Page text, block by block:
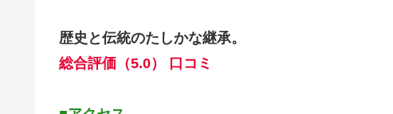
歴史と伝統のたしかな継承。
総合評価（5.0） 口コミ